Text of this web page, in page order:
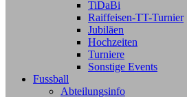
TiDaBi
Raiffeisen-TT-Turnier
Jubiläen
Hochzeiten
Turniere
Sonstige Events
Fussball
Abteilungsinfo